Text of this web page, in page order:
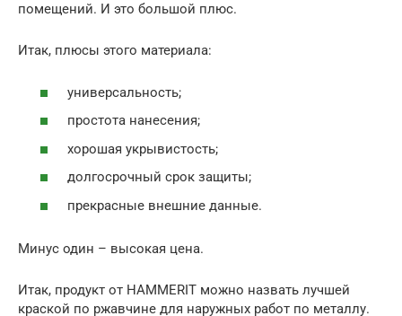
помещений. И это большой плюс.
Итак, плюсы этого материала:
универсальность;
простота нанесения;
хорошая укрывистость;
долгосрочный срок защиты;
прекрасные внешние данные.
Минус один – высокая цена.
Итак, продукт от HAMMERIT можно назвать лучшей
краской по ржавчине для наружных работ по металлу.